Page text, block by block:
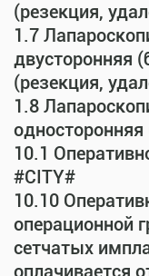
(резекция,
1.7
двусторонняя
(резекция,
1.8
10.1
#CITY#
10.10
операционной
сетчатых
оплачивается